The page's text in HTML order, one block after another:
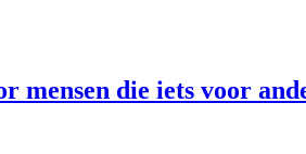
mensen die iets voor